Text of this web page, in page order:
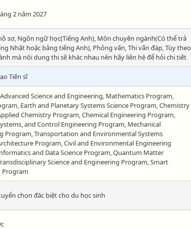
2 năm 2027
sơ, Ngôn ngữ học(Tiếng Anh), Môn chuyên ngành(Có thể trả
Nhật hoặc bằng tiếng Anh), Phỏng vấn, Thi vấn đáp, Tùy theo
mà nội dung thi sẽ khác nhau nên hãy liên hệ để hỏi chi tiết
Tiến sĩ
Science and Engineering, Mathematics Program,
Earth and Planetary Systems Science Program, Chemistry
Chemistry Program, Chemical Engineering Program,
and Control Engineering Program, Mechanical
Program, Transportation and Environmental Systems
Program, Civil and Environmental Engineering
and Data Science Program, Quantum Matter
Science and Engineering Program, Smart
chọn đăc biệt cho du học sinh